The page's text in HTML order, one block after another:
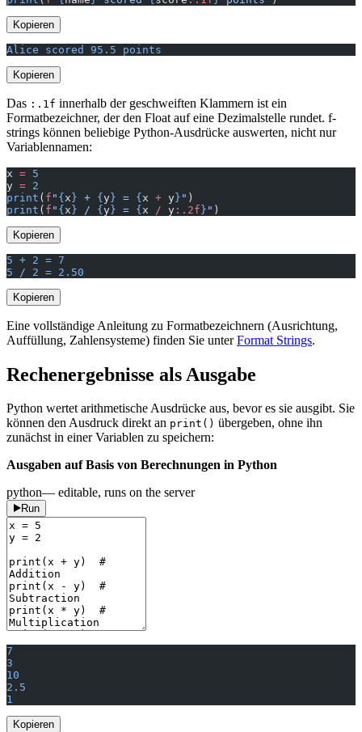
Kopieren
Alice scored 95.5 points
Kopieren
Das :.1f innerhalb der geschweiften Klammern ist ein
Formatbezeichner, der den Float auf eine Dezimalstelle rundet. f-
strings können beliebige Python-Ausdrücke auswerten, nicht nur
Variablennamen:
x = 5
y = 2
print ( f " {x} + {y} = {x + y} " )
print ( f " {x} / {y} = {x / y :.2f} " )
Kopieren
5 + 2 = 7
5 / 2 = 2.50
Kopieren
Eine vollständige Anleitung zu Formatbezeichnern (Ausrichtung,
Auffüllung, Zahlensysteme) finden Sie unterFormat Strings.
Rechenergebnisse als Ausgabe
Python wertet arithmetische Ausdrücke aus, bevor es sie ausgibt. Sie
können den Ausdruck direkt an print() übergeben, ohne ihn
zunächst in einer Variablen zu speichern:
Ausgaben auf Basis von Berechnungen in Python
python— editable, runs on the server
Run
7
3
10
2.5
1
Kopieren